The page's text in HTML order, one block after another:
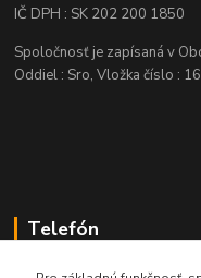
IČ DPH : SK 202 200 1850
Spoločnosť je zapísaná v
Oddiel : Sro, Vložka číslo :
Telefón